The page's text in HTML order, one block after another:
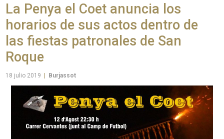
La Penya el Coet anuncia los
horarios de sus actos dentro de
las fiestas patronales de San
Roque
18 julio 2019 Burjassot